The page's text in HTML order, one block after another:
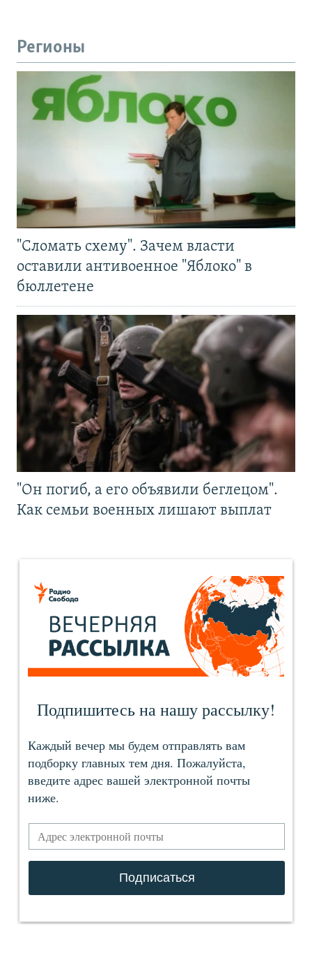
Регионы
"Сломать схему". Зачем власти
оставили антивоенное "Яблоко" в
бюллетене
"Он погиб, а его объявили беглецом".
Как семьи военных лишают выплат